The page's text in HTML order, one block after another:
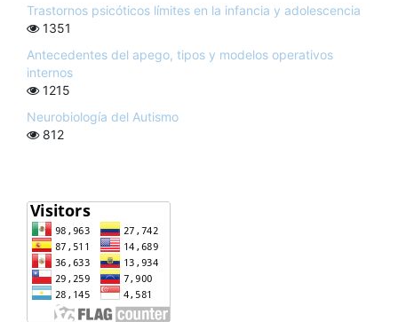
Trastornos psicóticos límites en la infancia y adolescencia
1351
Antecedentes del apego, tipos y modelos operativos
internos
1215
Neurobiología del Autismo
812